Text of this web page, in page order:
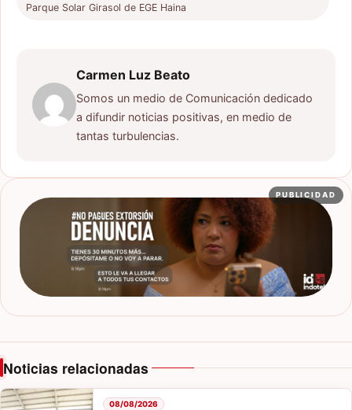
Parque Solar Girasol de EGE Haina
Carmen Luz Beato
Somos un medio de Comunicación dedicado
a difundir noticias positivas, en medio de
tantas turbulencias.
PUBLICIDAD
Noticias relacionadas
08/08/2026